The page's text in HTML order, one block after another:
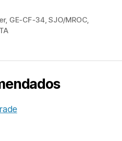
, GE-CF-34,SJO/MROC,